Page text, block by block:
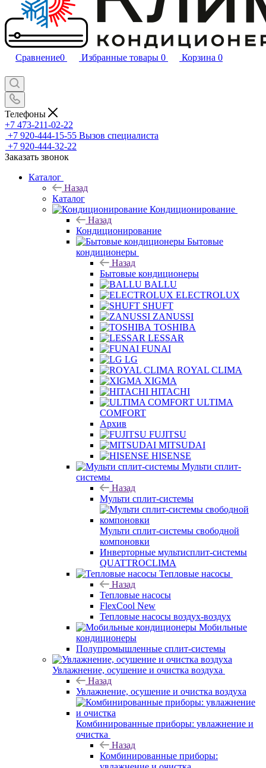
Сравнение0 Избранные товары 0 Корзина 0
Телефоны
+7 473-211-02-22
+7 920-444-15-55 Вызов специалиста
+7 920-444-32-22
Заказать звонок
Каталог
Назад
Каталог
Кондиционирование
Назад
Кондиционирование
Бытовые
кондиционеры
Назад
Бытовые кондиционеры
BALLU
ELECTROLUX
SHUFT
ZANUSSI
TOSHIBA
LESSAR
FUNAI
LG
ROYAL CLIMA
XIGMA
HITACHI
ULTIMA
COMFORT
Архив
FUJITSU
MITSUDAI
HISENSE
Мульти сплит-
системы
Назад
Мульти сплит-системы
Мульти сплит-системы свободной
компоновки
Инверторные мультисплит-системы
QUATTROCLIMA
Тепловые насосы
Назад
Тепловые насосы
FlexCool New
Тепловые насосы воздух-воздух
Мобильные
кондиционеры
Полупромышленные сплит-системы
Увлажнение, осушение и очистка воздуха
Назад
Увлажнение, осушение и очистка воздуха
Комбинированные приборы: увлажнение и
очистка
Назад
Комбинированные приборы: